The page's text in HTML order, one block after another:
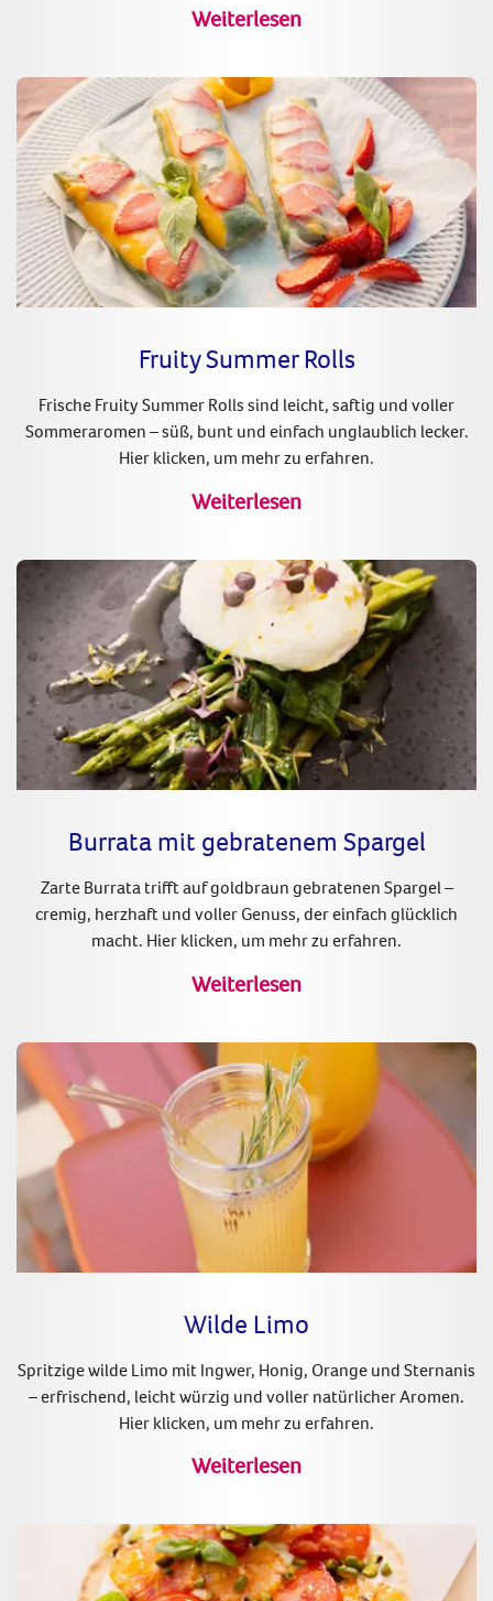
Weiterlesen
Fruity Summer Rolls
Frische Fruity Summer Rolls sind leicht, saftig und voller
Sommeraromen – süß, bunt und einfach unglaublich lecker.
Hier klicken, um mehr zu erfahren.
Weiterlesen
Burrata mit gebratenem Spargel
Zarte Burrata trifft auf goldbraun gebratenen Spargel –
cremig, herzhaft und voller Genuss, der einfach glücklich
macht. Hier klicken, um mehr zu erfahren.
Weiterlesen
Wilde Limo
Spritzige wilde Limo mit Ingwer, Honig, Orange und Sternanis
– erfrischend, leicht würzig und voller natürlicher Aromen.
Hier klicken, um mehr zu erfahren.
Weiterlesen